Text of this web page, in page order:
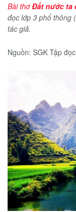
Bài thơĐất nước ta
đọc lớp 3 phổ thông
tác giả.
Nguồn: SGK Tập